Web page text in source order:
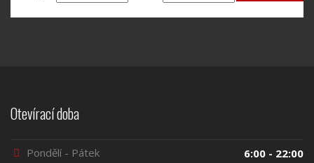
Otevírací doba
Pondělí - Pátek
6:00 - 22:00